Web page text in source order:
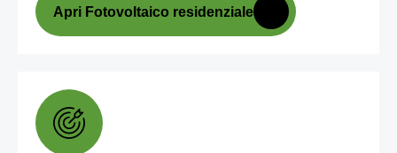
Apri Fotovoltaico residenziale